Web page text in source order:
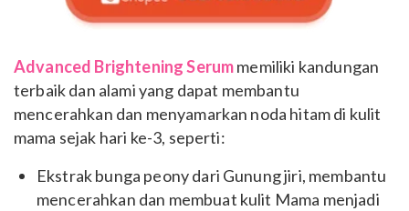
Advanced Brightening Serummemiliki kandungan
terbaik dan alami yang dapat membantu
mencerahkan dan menyamarkan noda hitam di kulit
mama sejak hari ke-3, seperti:
Ekstrak bunga peony dari Gunung jiri, membantu
mencerahkan dan membuat kulit Mama menjadi